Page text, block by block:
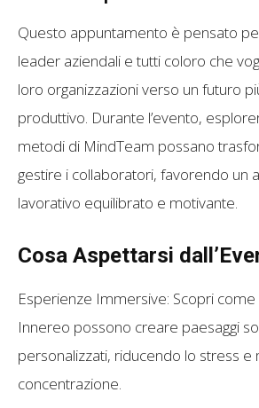
Questo appuntamento è pensato
leader aziendali e tutti coloro che
loro organizzazioni verso un futuro
produttivo. Durante l’evento,
metodi di MindTeam possano
gestire i collaboratori, favorendo un
lavorativo equilibrato e motivante.
Cosa Aspettarsi
Esperienze Immersive: Scopri
Innereo possono creare paesaggi
personalizzati, riducendo lo stress e
concentrazione.